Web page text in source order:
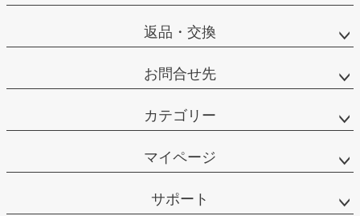
返品・交換
お問合せ先
カテゴリー
マイページ
サポート